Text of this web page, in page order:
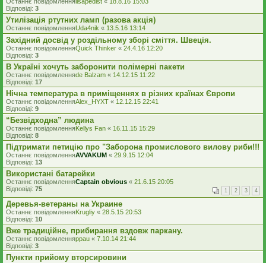
Відповіді: 3
Утилізація ртутних ламп (разова акція)
Останнє повідомленняUda4nik « 13.5.16 13:14
Західний досвід у роздільному зборі сміття. Швеція.
Останнє повідомленняQuick Thinker « 24.4.16 12:20
Відповіді: 3
В Україні хочуть заборонити полімерні пакети
Останнє повідомленняde Balzam « 14.12.15 11:22
Відповіді: 17
Нічна температура в приміщеннях в різних країнах Європи
Останнє повідомленняAlex_HYXT « 12.12.15 22:41
Відповіді: 9
“Безвідходна” людина
Останнє повідомленняKellys Fan « 16.11.15 15:29
Відповіді: 8
Підтримати петицію про "Заборона промислового вилову риби!!!
Останнє повідомленняAVVAKUM « 29.9.15 12:04
Відповіді: 13
Використані батарейки
Останнє повідомленняCaptain obvious « 21.6.15 20:05
Відповіді: 75 1 2 3 4
Деревья-ветераны на Украине
Останнє повідомленняKrugliy « 28.5.15 20:53
Відповіді: 10
Вже традиційне, прибирання вздовж паркану.
Останнє повідомленняppau « 7.10.14 21:44
Відповіді: 3
Пункти прийому вторсировини